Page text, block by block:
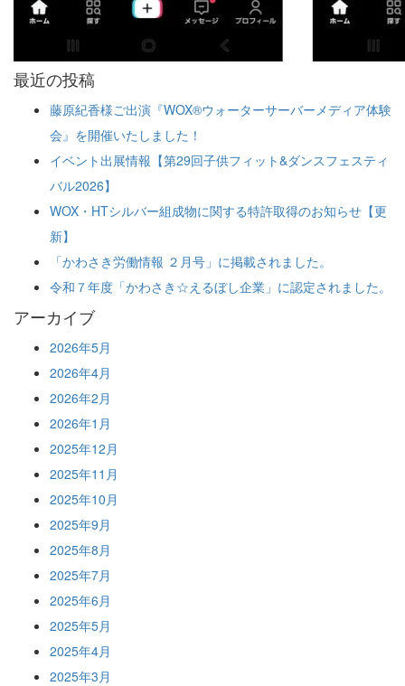
最近の投稿
藤原紀香様ご出演『WOX®ウォーターサーバーメディア体験
会』を開催いたしました！
イベント出展情報【第29回子供フィット&ダンスフェスティ
バル2026】
WOX・HTシルバー組成物に関する特許取得のお知らせ【更
新】
「かわさき労働情報 ２月号」に掲載されました。
令和７年度「かわさき☆えるぼし企業」に認定されました。
アーカイブ
2026年5月
2026年4月
2026年2月
2026年1月
2025年12月
2025年11月
2025年10月
2025年9月
2025年8月
2025年7月
2025年6月
2025年5月
2025年4月
2025年3月